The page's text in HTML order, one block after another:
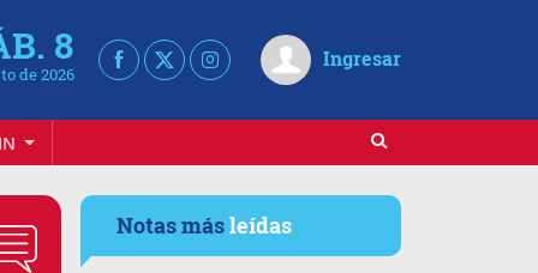
8
de 2026
Ingresar
Notas másleídas